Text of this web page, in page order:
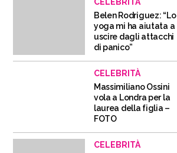
Belen Rodriguez: “Lo
yoga mi ha aiutata a
uscire dagli attacchi
di panico”
CELEBRITÀ
Massimiliano Ossini
vola a Londra per la
laurea della figlia –
FOTO
CELEBRITÀ